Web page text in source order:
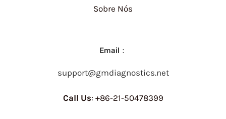
Sobre Nós
Email：
support@gmdiagnostics.net
Call Us: +86-21-50478399